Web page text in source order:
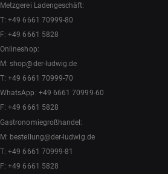
Metzgerei Ladengeschäft:
T:+49 6661 70999-80
F: +49 6661 5828
Onlineshop:
M:shop@der-ludwig.de
T:+49 6661 70999-70
WhatsApp: +49 6661 70999-60
F: +49 6661 5828
Gastronomiegroßhandel:
M: bestellung@der-ludwig.de
T:+49 6661 70999-81
F: +49 6661 5828